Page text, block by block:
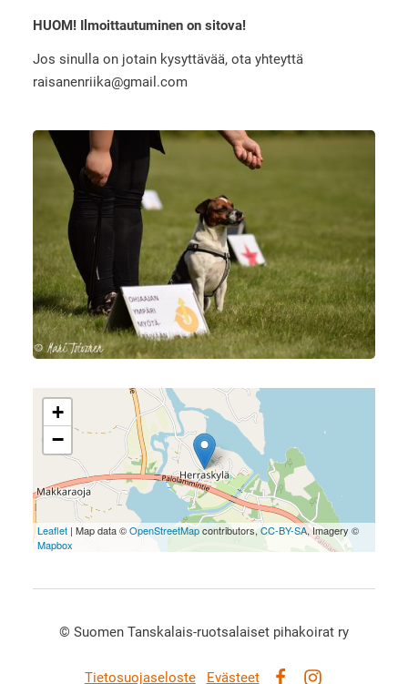
HUOM! Ilmoittautuminen on sitova!
Jos sinulla on jotain kysyttävää, ota yhteyttä
raisanenriika@gmail.com
+
−
Leaflet| Map data ©OpenStreetMapcontributors,CC-BY-SA, Imagery ©
Mapbox
© Suomen Tanskalais-ruotsalaiset pihakoirat ry
Tietosuojaseloste Evästeet